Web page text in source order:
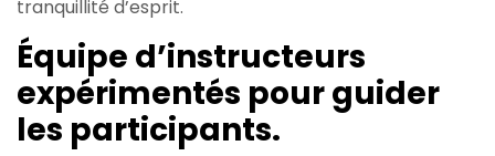
tranquillité d’esprit.
Équipe d’instructeurs
expérimentés pour guider
les participants.